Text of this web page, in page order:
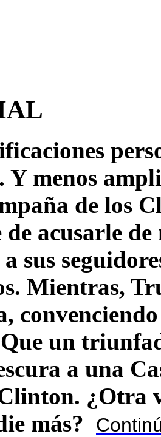
Y menos
de los
acusarle
sus
Mientras,
un
a una
¿Otra
más?